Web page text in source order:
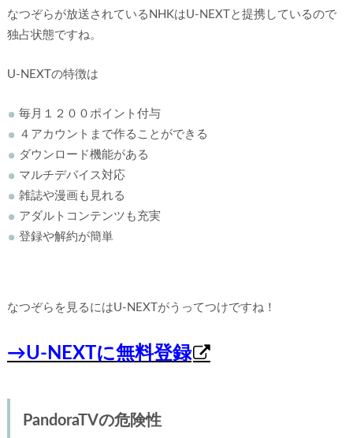
なつぞらが放送されているNHKはU-NEXTと提携しているので
独占状態ですね。
U-NEXTの特徴は
毎月１２００ポイント付与
４アカウントまで作ることができる
ダウンロード機能がある
マルチデバイス対応
雑誌や漫画も見れる
アダルトコンテンツも充実
登録や解約が簡単
なつぞらを見るにはU-NEXTがうってつけですね！
→U-NEXTに無料登録
PandoraTVの危険性